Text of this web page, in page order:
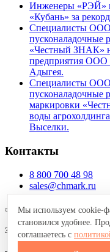
Инженеры «РЭЙ»
«Кубань» за
Специалисты
пусконаладочные
«Честный ЗНАК»
предприятия ООО
Адыгея.
Специалисты
пусконаладочные
маркировки
воды
Выселки.
Контакты
8 800 700 48 98
sales@chmark.ru
Запрос коммерческого
Мы используем cookie-
становился удобнее.
соглашаетесь с